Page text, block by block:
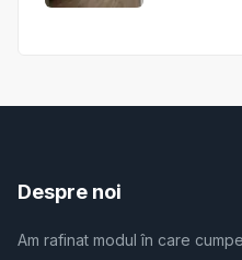
Despre noi
Am rafinat modul în care